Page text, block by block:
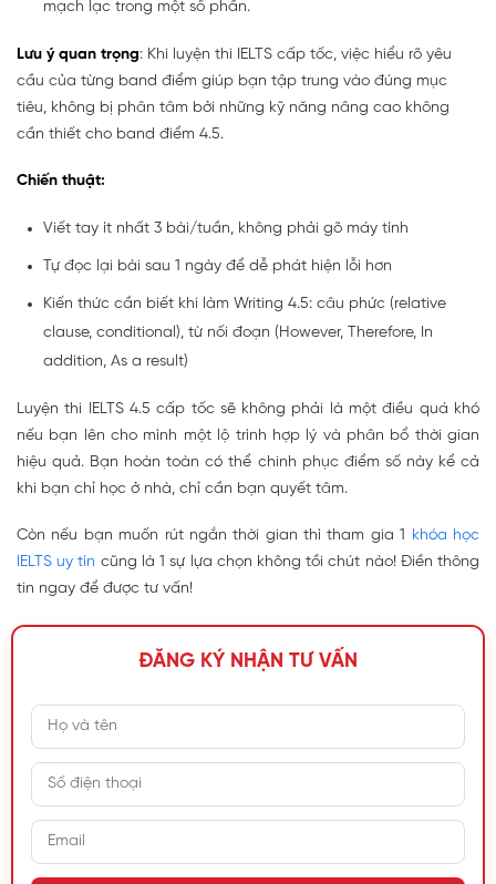
mạch lạc trong một số phần.
Lưu ý quan trọng: Khi luyện thi IELTS cấp tốc, việc hiểu rõ yêu
cầu của từng band điểm giúp bạn tập trung vào đúng mục
tiêu, không bị phân tâm bởi những kỹ năng nâng cao không
cần thiết cho band điểm 4.5.
Chiến thuật:
Viết tay ít nhất 3 bài/tuần, không phải gõ máy tính
Tự đọc lại bài sau 1 ngày để dễ phát hiện lỗi hơn
Kiến thức cần biết khi làm Writing 4.5: câu phức (relative
clause, conditional), từ nối đoạn (However, Therefore, In
addition, As a result)
Luyện thi IELTS 4.5 cấp tốc sẽ không phải là một điều quá khó
nếu bạn lên cho mình một lộ trình hợp lý và phân bổ thời gian
hiệu quả. Bạn hoàn toàn có thể chinh phục điểm số này kể cả
khi bạn chỉ học ở nhà, chỉ cần bạn quyết tâm.
Còn nếu bạn muốn rút ngắn thời gian thì tham gia 1
khóa học
IELTS uy tín cũng là 1 sự lựa chọn không tồi chút nào! Điền thông
tin ngay để được tư vấn!
ĐĂNG KÝ NHẬN TƯ VẤN